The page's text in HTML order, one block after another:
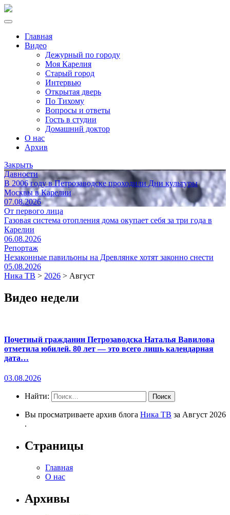
Главная
Видео
Дежурный по городу
Моя Карелия
Старый город
Интервью
Открытая дверь
По Тихому
Вопросы и ответы
Гость в студии
Домашний доктор
О нас
Архив
Закрыть
Давности
В 2006 году в Петрозаводске проходили Дни культуры
Москвы в Карелии
07.08.2026
От первого лица
Газовая система отопления дома окупает себя за три года в
Карелии
06.08.2026
Репортаж
Незаконные павильоны на Древлянке хотят законно снести
05.08.2026
Ника ТВ > 2026 > Август
Видео недели
Почетный гражданин Петрозаводска Наталья Вавилова
отметила юбилей. 80 лет — это всего лишь календарная
дата…
03.08.2026
Найти:
Вы просматриваете архив блога Ника ТВ за Август 2026
.
Страницы
Главная
О нас
Архивы